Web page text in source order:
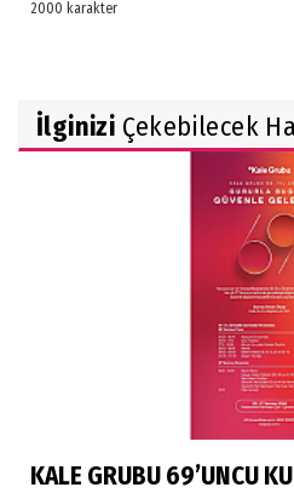
İlginizi Çekebilecek
KALE GRUBU 69’UNCU